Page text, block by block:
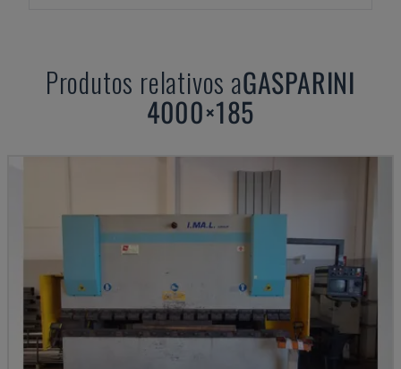
Produtos relativos aGASPARINI
4000×185